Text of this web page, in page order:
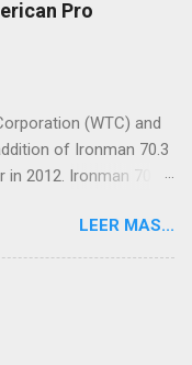
Pro
(WTC) and
of Ironman 70.3
2012. Ironman 70.3
Ironman 70.3 Latin
qualifier for the 2012
Las Vegas in
Panama,” said Steve
LEER MAS...